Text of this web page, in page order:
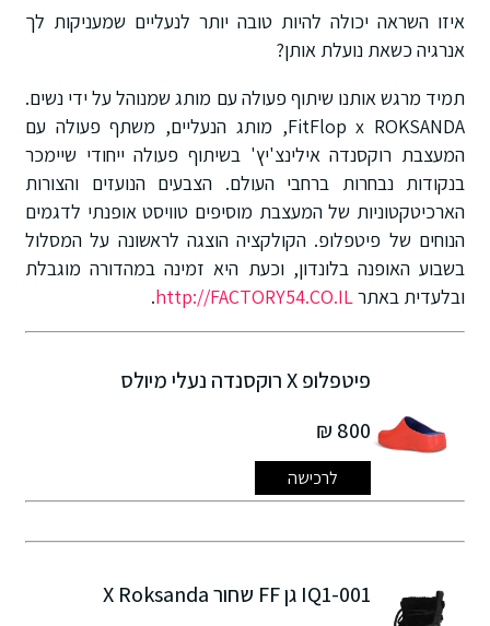
איזו השראה יכולה להיות טובה יותר לנעליים שמעניקות לך
אנרגיה כשאת נועלת אותן?
תמיד מרגש אותנו שיתוף פעולה עם מותג שמנוהל על ידי נשים.
FitFlop x ROKSANDA, מותג הנעליים, משתף פעולה עם
המעצבת רוקסנדה אילינצ'יץ' בשיתוף פעולה ייחודי שיימכר
בנקודות נבחרות ברחבי העולם. הצבעים הנועזים והצורות
הארכיטקטוניות של המעצבת מוסיפים טוויסט אופנתי לדגמים
הנוחים של פיטפלופ. הקולקציה הוצגה לראשונה על המסלול
בשבוע האופנה בלונדון, וכעת היא זמינה במהדורה מוגבלת
ובלעדית באתרhttp://FACTORY54.CO.IL
.
פיטפלופ X רוקסנדה נעלי מיולס
800 ₪
לרכישה
IQ1-001 גן FF שחור X Roksanda